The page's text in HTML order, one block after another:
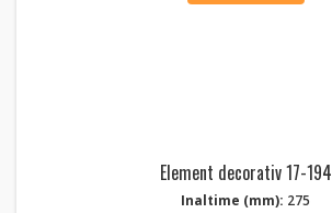
Element decorativ 17-194
Inaltime (mm): 275